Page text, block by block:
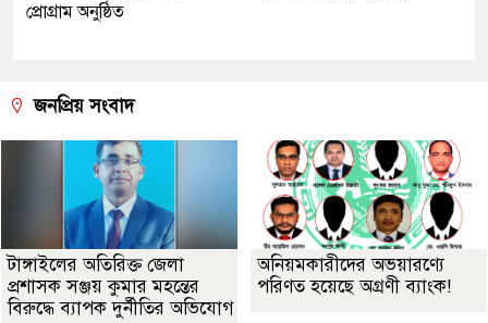
প্রোগ্রাম অনুষ্ঠিত
জনপ্রিয় সংবাদ
টাঙ্গাইলের অতিরিক্ত জেলা
প্রশাসক সঞ্জয় কুমার মহন্তের
বিরুদ্ধে ব্যাপক দুর্নীতির অভিযোগ
অনিয়মকারীদের অভয়ারণ্যে
পরিণত হয়েছে অগ্রণী ব্যাংক!